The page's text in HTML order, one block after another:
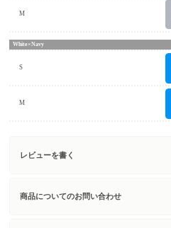
M
White×Navy
S
M
レビューを書く
商品についてのお問い合わせ